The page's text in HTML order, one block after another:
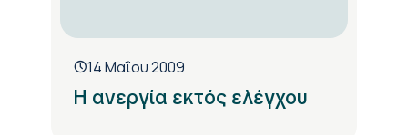
14 Μαΐου 2009
Η ανεργία εκτός ελέγχου